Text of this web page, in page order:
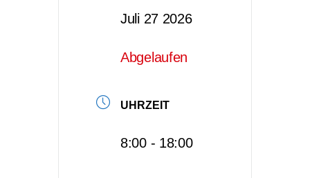
Juli 27 2026
Abgelaufen
UHRZEIT
8:00 - 18:00